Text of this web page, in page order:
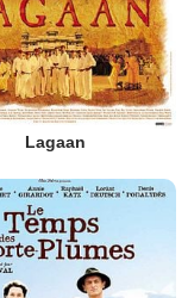
Lagaan